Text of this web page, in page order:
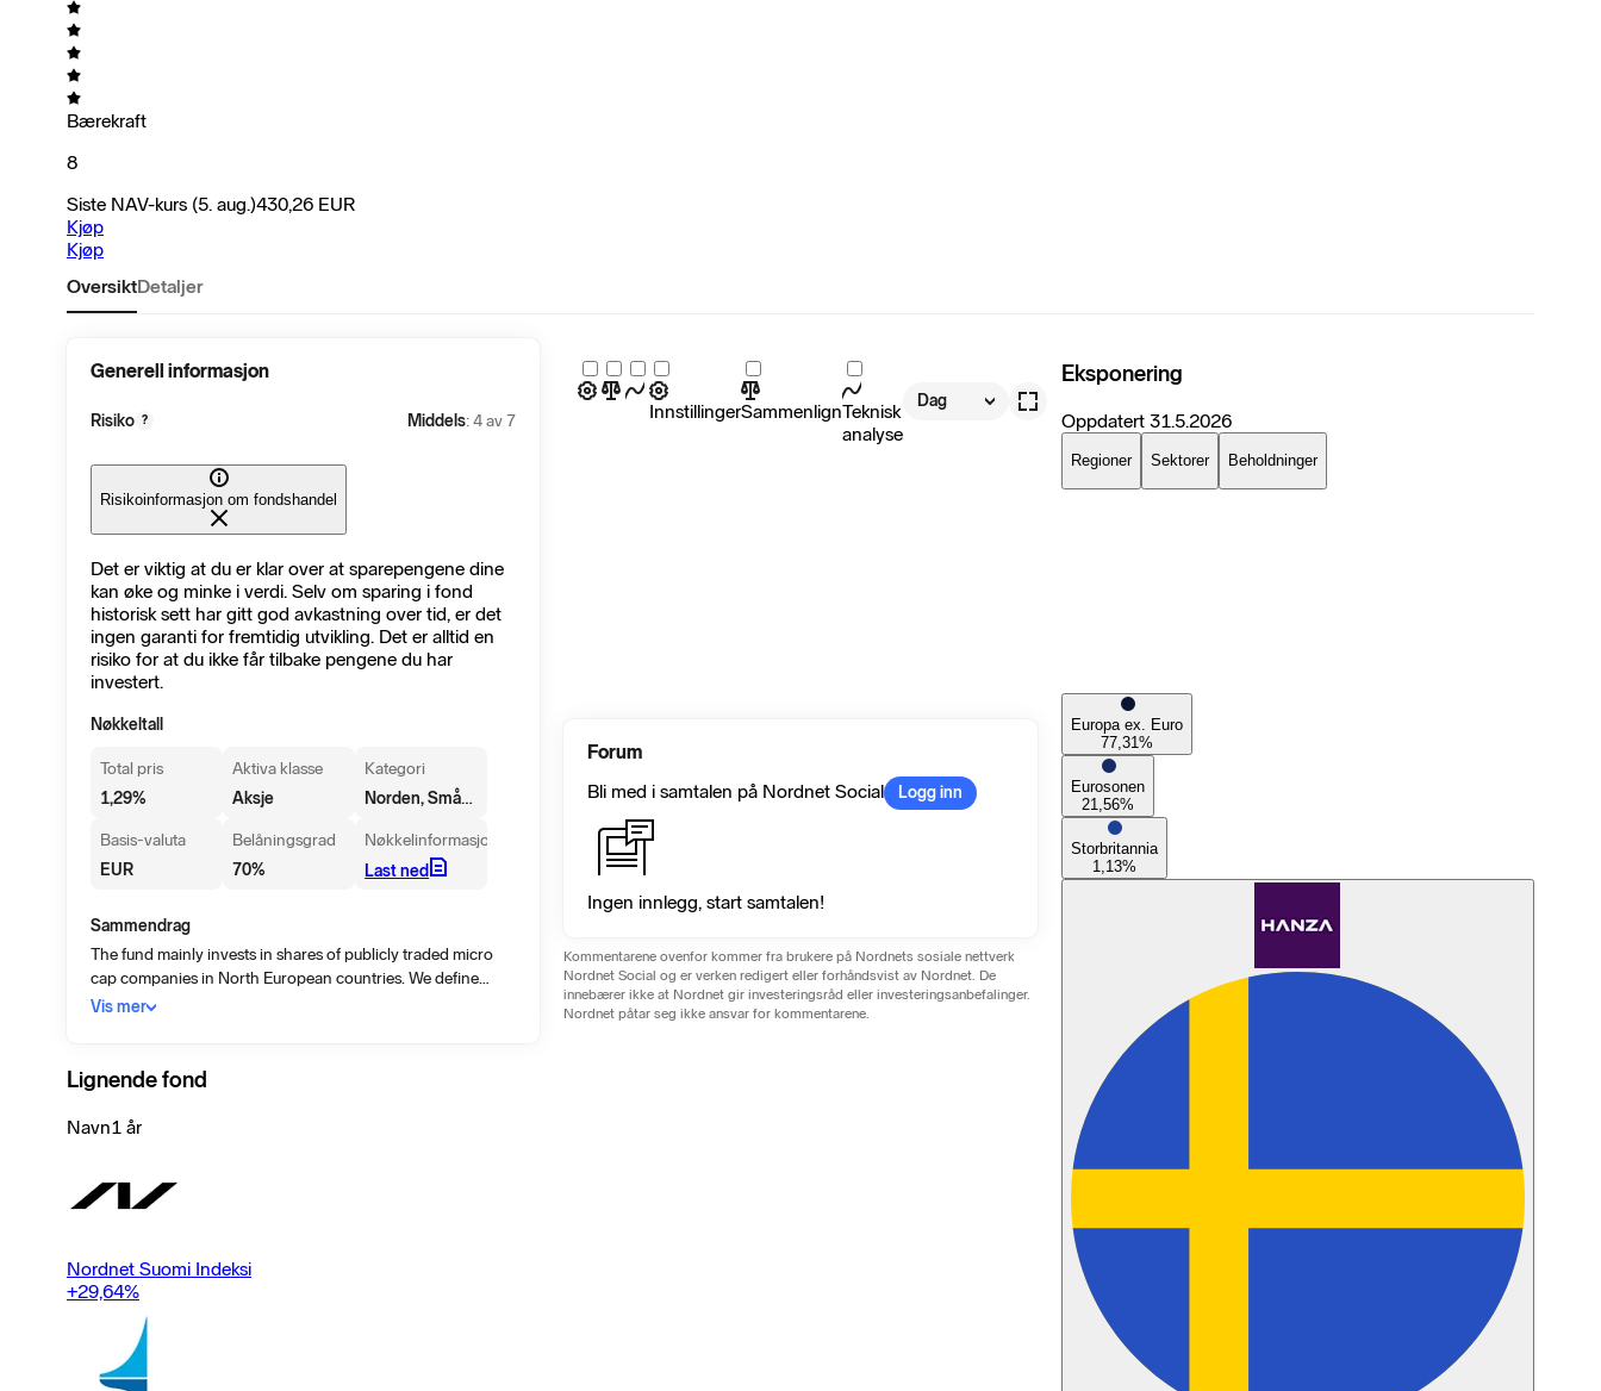
Bærekraft
8
Siste NAV-kurs (5. aug.)430,26 EUR
Kjøp
Kjøp
OversiktDetaljer
InnstillingerSammenlignTeknisk
analyse
Dag
Generell informasjon
Risiko ? Middels: 4 av 7
Risikoinformasjon om fondshandel
Det er viktig at du er klar over at sparepengene dine
kan øke og minke i verdi. Selv om sparing i fond
historisk sett har gitt god avkastning over tid, er det
ingen garanti for fremtidig utvikling. Det er alltid en
risiko for at du ikke får tilbake pengene du har
investert.
Nøkkeltall
Total pris
1,29%
Aktiva klasse
Aksje
Kategori
Norden, Små/mellomstore selskaper
Basis-valuta
EUR
Belåningsgrad
70%
Nøkkelinformasjon
Last ned
Sammendrag
The fund mainly invests in shares of publicly traded micro
cap companies in North European countries. We define
micro cap as companies with market capitalization that does
Vis mer
Lignende fond
Navn1 år
Nordnet Suomi Indeksi
+29,64%
Forum
Bli med i samtalen på Nordnet Social
Logg inn
Ingen innlegg, start samtalen!
Kommentarene ovenfor kommer fra brukere på Nordnets sosiale nettverk
Nordnet Social og er verken redigert eller forhåndsvist av Nordnet. De
innebærer ikke at Nordnet gir investeringsråd eller investeringsanbefalinger.
Nordnet påtar seg ikke ansvar for kommentarene.
Eksponering
Oppdatert 31.5.2026
Regioner Sektorer Beholdninger
Europa ex. Euro
77,31%
Eurosonen
21,56%
Storbritannia
1,13%